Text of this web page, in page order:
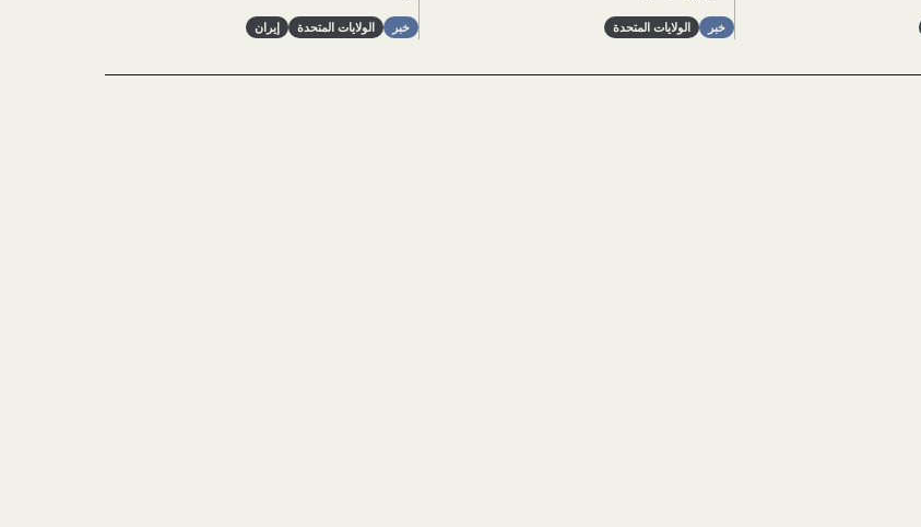
خبر الولايات المتحدة خبر الولايات المتحدة إيران